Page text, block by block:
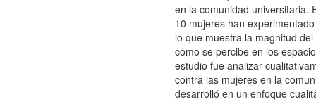
en la comunidad universitaria.
10 mujeres han
lo que muestra la magnitud
cómo se percibe en los
estudio fue analizar
contra las mujeres en la
desarrolló en un enfoque